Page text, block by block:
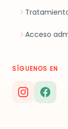
Acceso
SÍGUENOS EN